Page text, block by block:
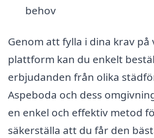
behov
Genom att fylla i dina krav på
plattform kan du enkelt
erbjudanden från olika
Aspeboda och dess
en enkel och effektiv metod
säkerställa att du får den